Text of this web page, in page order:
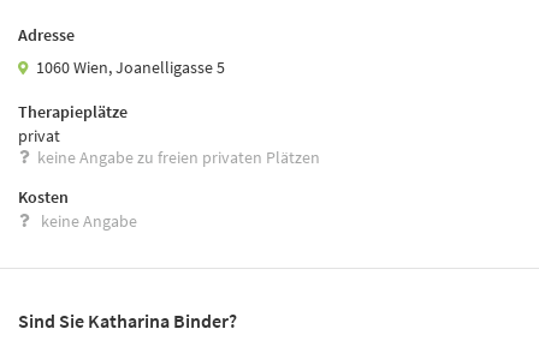
Adresse
1060 Wien, Joanelligasse 5
Therapieplätze
privat
keine Angabe zu freien privaten Plätzen
Kosten
keine Angabe
Sind Sie Katharina Binder?